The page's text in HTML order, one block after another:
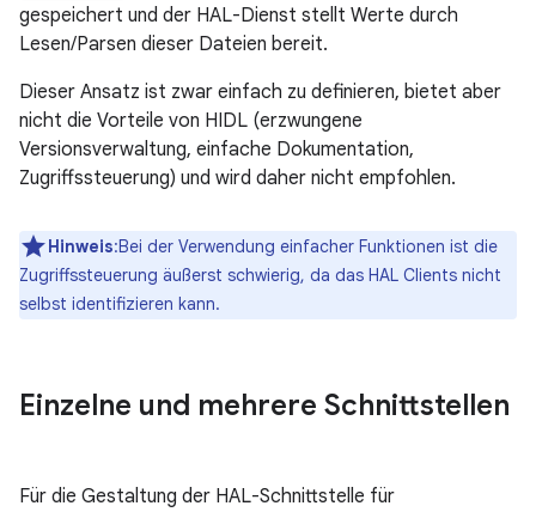
gespeichert und der HAL-Dienst stellt Werte durch
Lesen/Parsen dieser Dateien bereit.
Dieser Ansatz ist zwar einfach zu definieren, bietet aber
nicht die Vorteile von HIDL (erzwungene
Versionsverwaltung, einfache Dokumentation,
Zugriffssteuerung) und wird daher nicht empfohlen.
Hinweis:Bei der Verwendung einfacher Funktionen ist die
Zugriffssteuerung äußerst schwierig, da das HAL Clients nicht
selbst identifizieren kann.
Einzelne und mehrere Schnittstellen
Für die Gestaltung der HAL-Schnittstelle für